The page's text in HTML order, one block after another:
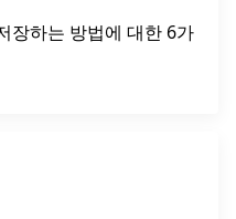
장하는 방법에 대한 6가